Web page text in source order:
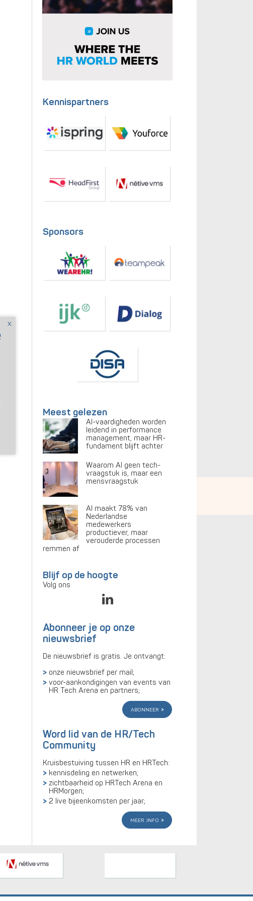
Kennispartners
Sponsors
Meest gelezen
AI-vaardigheden worden
leidend in performance
management, maar HR-
fundament blijft achter
Waarom AI geen tech-
vraagstuk is, maar een
mensvraagstuk
AI maakt 78% van
Nederlandse
medewerkers
productiever, maar
verouderde processen
remmen af
Blijf op de hoogte
Volg ons
Abonneer je op onze
nieuwsbrief
De nieuwsbrief is gratis. Je ontvangt:
onze nieuwsbrief per mail;
voor-aankondigingen van events van
HR Tech Arena en partners;
abonneer
Word lid van de HR/Tech
Community
Kruisbestuiving tussen HR en HRTech:
kennisdeling en netwerken;
zichtbaarheid op HRTech Arena en
HRMorgen;
2 live bijeenkomsten per jaar;
meer info